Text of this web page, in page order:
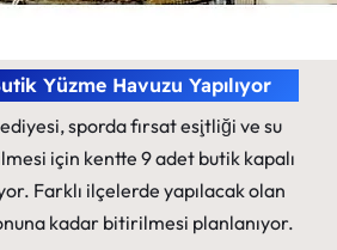
Yüzme Havuzu Yapılıyor
sporda fırsat eşitliği ve su
için kentte 9 adet butik kapalı
Farklı ilçelerde yapılacak olan
kadar bitirilmesi planlanıyor.